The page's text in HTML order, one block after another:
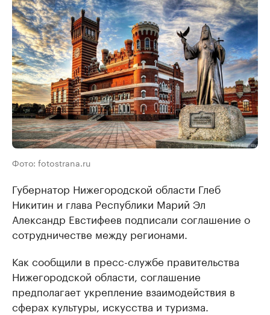
Фото: fotostrana.ru
Губернатор Нижегородской области Глеб
Никитин и глава Республики Марий Эл
Александр Евстифеев подписали соглашение о
сотрудничестве между регионами.
Как сообщили в пресс-службе правительства
Нижегородской области, соглашение
предполагает укрепление взаимодействия в
сферах культуры, искусства и туризма.